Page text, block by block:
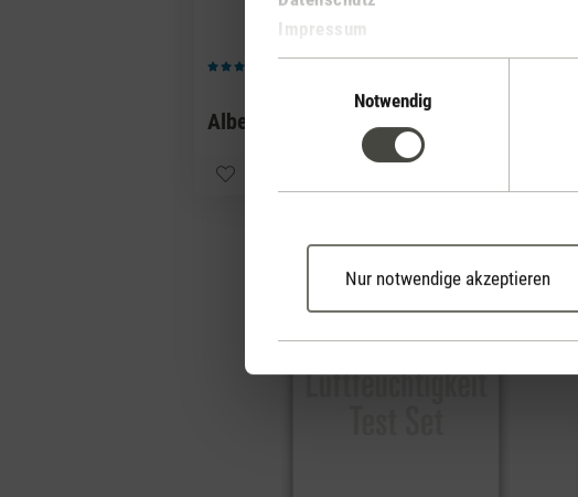
Impressum
Notwendig
Nur notwendige akzeptieren
Durchschnittliche Bewertung von 5 von 5 Sternen
Albert